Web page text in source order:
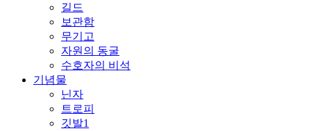
길드
보관함
무기고
자원의 동굴
수호자의 비석
기념물
닌자
트로피
깃발1